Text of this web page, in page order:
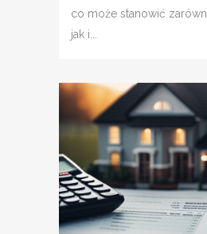
co może stanowić
jak i...